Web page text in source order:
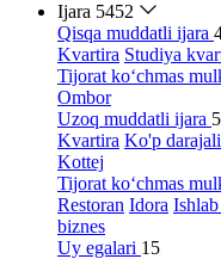
Ijara 5452
Qisqa muddatli ijara
Kvartira Studiya
Tijorat ko‘chmas
Ombor
Uzoq muddatli ijara
Kvartira Ko'p
Kottej
Tijorat ko‘chmas
Restoran Idora
biznes
Uy egalari 15